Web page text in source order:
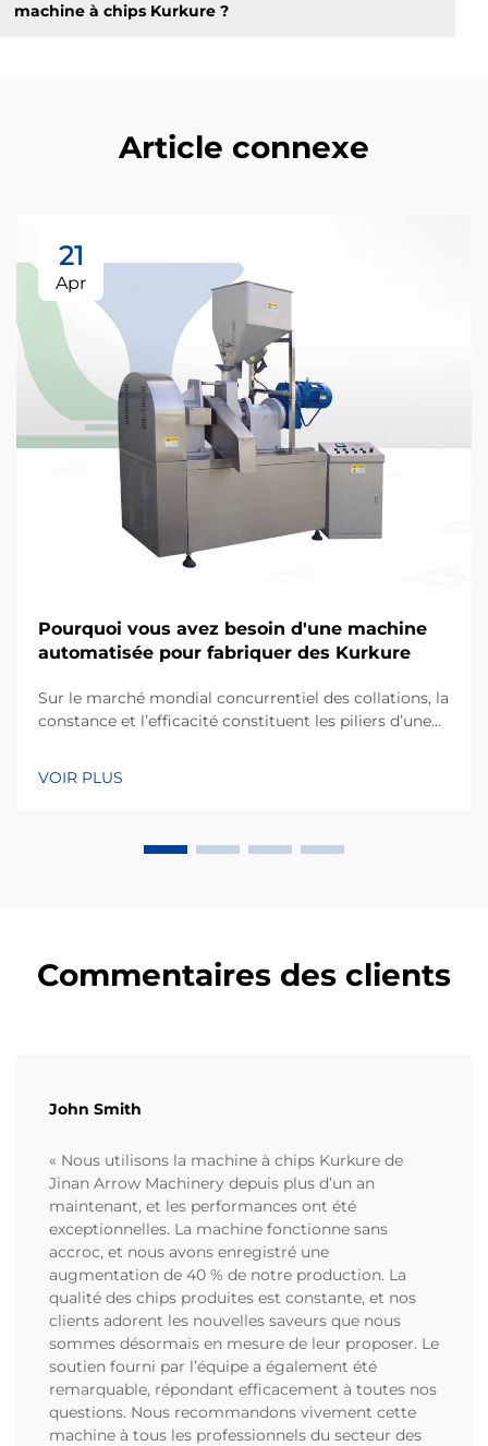
machine à chips Kurkure ?
Article connexe
21
Apr
Pourquoi vous avez besoin d'une machine
automatisée pour fabriquer des Kurkure
Sur le marché mondial concurrentiel des collations, la
constance et l’efficacité constituent les piliers d’une
réputé pour sa forme irrégulière unique et sa texture
VOIR PLUS
Commentaires des clients
John Smith
« Nous utilisons la machine à chips Kurkure de
Jinan Arrow Machinery depuis plus d’un an
maintenant, et les performances ont été
exceptionnelles. La machine fonctionne sans
accroc, et nous avons enregistré une
augmentation de 40 % de notre production. La
qualité des chips produites est constante, et nos
clients adorent les nouvelles saveurs que nous
sommes désormais en mesure de leur proposer. Le
soutien fourni par l’équipe a également été
remarquable, répondant efficacement à toutes nos
questions. Nous recommandons vivement cette
machine à tous les professionnels du secteur des